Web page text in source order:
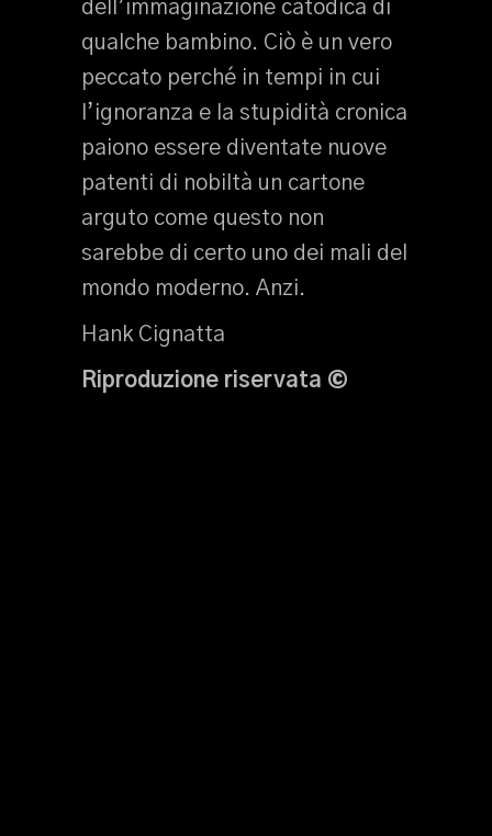
dell’immaginazione catodica di
qualche bambino. Ciò è un vero
peccato perché in tempi in cui
l’ignoranza e la stupidità cronica
paiono essere diventate nuove
patenti di nobiltà un cartone
arguto come questo non
sarebbe di certo uno dei mali del
mondo moderno. Anzi.
Hank Cignatta
Riproduzione riservata ©